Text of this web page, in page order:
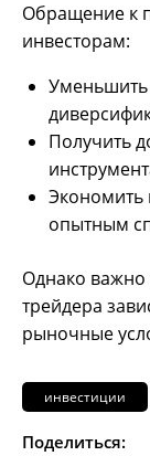
Обращение к
инвесторам:
Уменьшить
Получить
Экономить
опытным
Однако важно
трейдера
рыночные
инвестиции
Поделиться: